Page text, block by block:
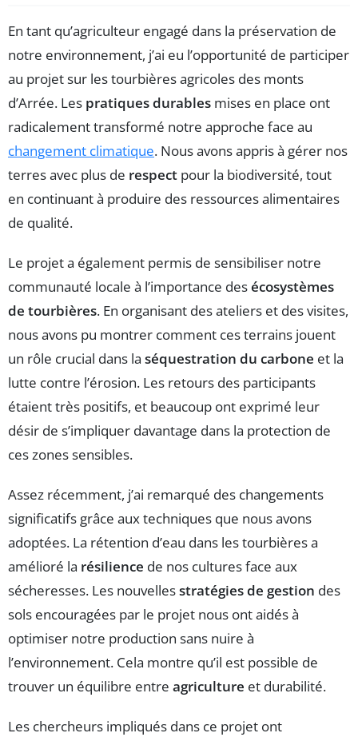
En tant qu’agriculteur engagé dans la préservation de
notre environnement, j’ai eu l’opportunité de participer
au projet sur les tourbières agricoles des monts
d’Arrée. Les pratiques durables mises en place ont
radicalement transformé notre approche face au
changement climatique. Nous avons appris à gérer nos
terres avec plus de respect pour la biodiversité, tout
en continuant à produire des ressources alimentaires
de qualité.
Le projet a également permis de sensibiliser notre
communauté locale à l’importance desécosystèmes
de tourbières. En organisant des ateliers et des visites,
nous avons pu montrer comment ces terrains jouent
un rôle crucial dans la séquestration du carbone et la
lutte contre l’érosion. Les retours des participants
étaient très positifs, et beaucoup ont exprimé leur
désir de s’impliquer davantage dans la protection de
ces zones sensibles.
Assez récemment, j’ai remarqué des changements
significatifs grâce aux techniques que nous avons
adoptées. La rétention d’eau dans les tourbières a
amélioré la résilience de nos cultures face aux
sécheresses. Les nouvellesstratégies de gestion des
sols encouragées par le projet nous ont aidés à
optimiser notre production sans nuire à
l’environnement. Cela montre qu’il est possible de
trouver un équilibre entre agriculture et durabilité.
Les chercheurs impliqués dans ce projet ont